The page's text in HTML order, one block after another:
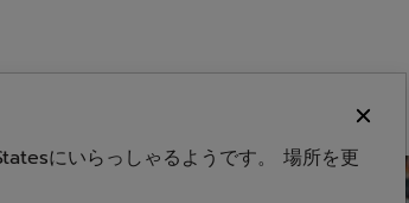
Anne Tran
にいらっしゃるようです。 場所を更